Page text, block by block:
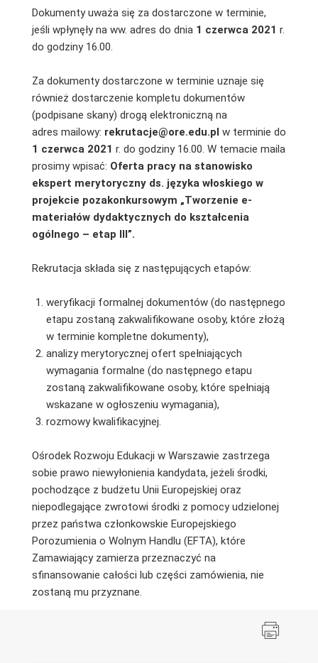
Dokumenty uważa się za dostarczone w terminie,
jeśli wpłynęły na ww. adres do dnia 1 czerwca 2021 r.
do godziny 16.00.
Za dokumenty dostarczone w terminie uznaje się
również dostarczenie kompletu dokumentów
(podpisane skany) drogą elektroniczną na
adres mailowy: rekrutacje@ore.edu.pl w terminie do
1 czerwca 2021 r. do godziny 16.00. W temacie maila
prosimy wpisać: Oferta pracy na stanowisko
ekspert merytoryczny ds. języka włoskiego w
projekcie pozakonkursowym „Tworzenie e-
materiałów dydaktycznych do kształcenia
ogólnego – etap III”.
Rekrutacja składa się z następujących etapów:
weryfikacji formalnej dokumentów (do następnego
etapu zostaną zakwalifikowane osoby, które złożą
w terminie kompletne dokumenty),
analizy merytorycznej ofert spełniających
wymagania formalne (do następnego etapu
zostaną zakwalifikowane osoby, które spełniają
wskazane w ogłoszeniu wymagania),
rozmowy kwalifikacyjnej.
Ośrodek Rozwoju Edukacji w Warszawie zastrzega
sobie prawo niewyłonienia kandydata, jeżeli środki,
pochodzące z budżetu Unii Europejskiej oraz
niepodlegające zwrotowi środki z pomocy udzielonej
przez państwa członkowskie Europejskiego
Porozumienia o Wolnym Handlu (EFTA), które
Zamawiający zamierza przeznaczyć na
sfinansowanie całości lub części zamówienia, nie
zostaną mu przyznane.